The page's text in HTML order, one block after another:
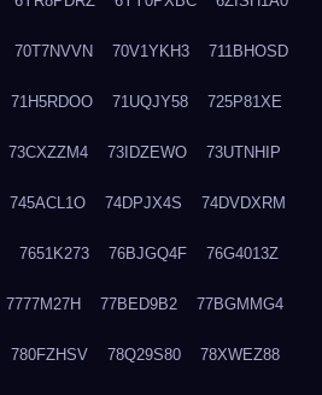
70T7NVVN 70V1YKH3 711BHOSD
71H5RDOO 71UQJY58 725P81XE
73CXZZM4 73IDZEWO 73UTNHIP
745ACL1O 74DPJX4S 74DVDXRM
7651K273 76BJGQ4F 76G4013Z
7777M27H 77BED9B2 77BGMMG4
780FZHSV 78Q29S80 78XWEZ88